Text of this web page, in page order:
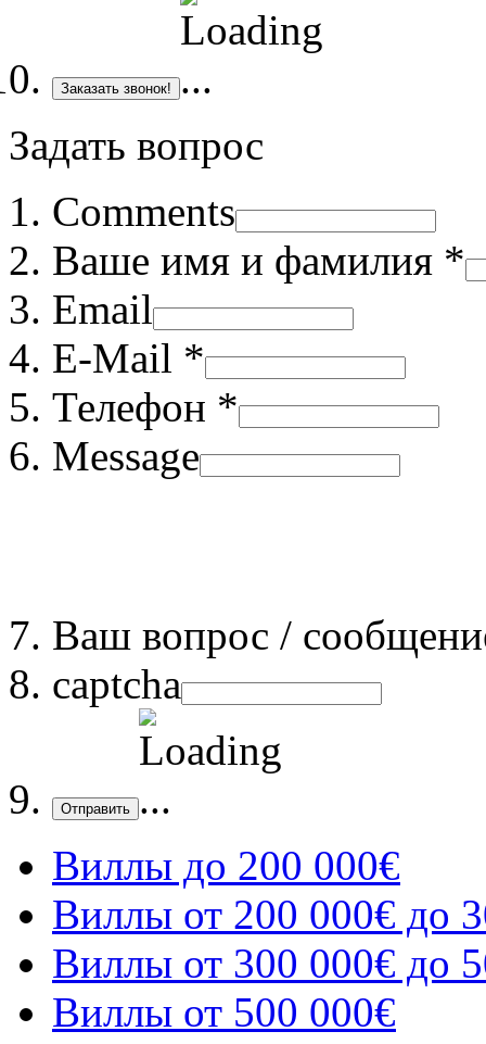
Заказать звонок!
Задать вопрос
Comments
Ваше имя и фамилия *
Email
E-Mail *
Телефон *
Message
Ваш вопрос /
captcha
Отправить
Виллы до 200 000€
Виллы от 200 000€ до
Виллы от 300 000€ до
Виллы от 500 000€